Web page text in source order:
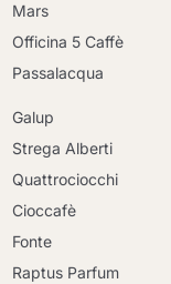
Mars
Officina 5 Caffè
Passalacqua
Galup
Strega Alberti
Quattrociocchi
Cioccafè
Fonte
Raptus Parfum